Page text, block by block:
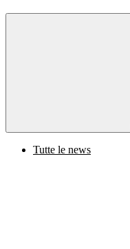
Tutte le news